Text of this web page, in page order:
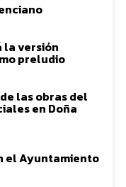
la versión
preludio
las obras del
en Doña
el Ayuntamiento